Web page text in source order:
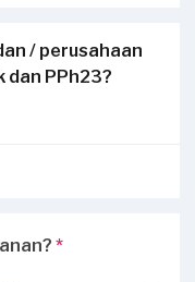
/ perusahaan
dan PPh23?
*